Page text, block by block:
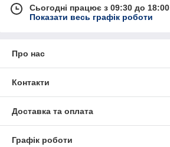
Сьогодні працює з 09:30 до 18:00
Показати весь графік роботи
Про нас
Контакти
Доставка та оплата
Графік роботи